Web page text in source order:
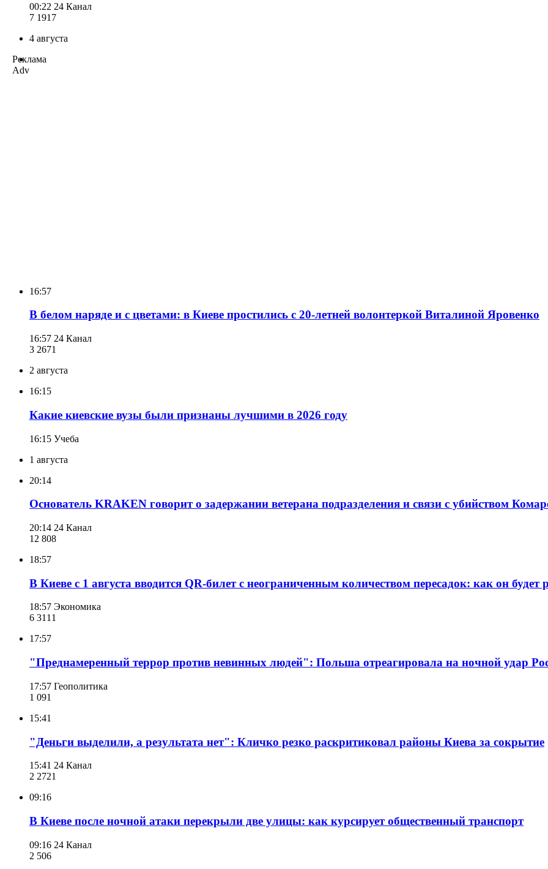
00:22 24 Канал
7 191 7
4 августа
Реклама
Adv
16:57
В белом наряде и с цветами: в Киеве простились с 20-летней волонтеркой Виталиной Яровенко
16:57 24 Канал
3 2671
2 августа
16:15
Какие киевские вузы были признаны лучшими в 2026 году
16:15 Учеба
1 августа
20:14
Основатель KRAKEN говорит о задержании ветерана подразделения и связи с убийством
20:14 24 Канал
12 808
18:57
В Киеве с 1 августа вводится QR-билет с неограниченным количеством пересадок: как он будет
18:57 Экономика
6 311 1
17:57
"Преднамеренный террор против невинных людей": Польша отреагировала на ночной удар
17:57 Геополитика
1 091
15:41
"Деньги выделили, а результата нет": Кличко резко раскритиковал районы Киева за сокрытие
15:41 24 Канал
2 2721
09:16
В Киеве после ночной атаки перекрыли две улицы: как курсирует общественный транспорт
09:16 24 Канал
2 506